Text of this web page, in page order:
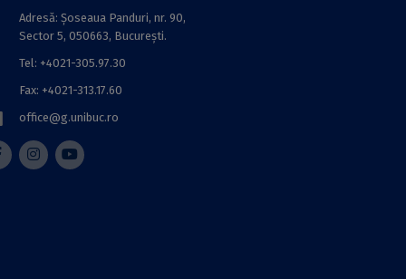
Adresă: Șoseaua Panduri, nr. 90,
Sector 5, 050663, Bucureşti.
Tel: +4021-305.97.30
Fax: +4021-313.17.60
office@g.unibuc.ro